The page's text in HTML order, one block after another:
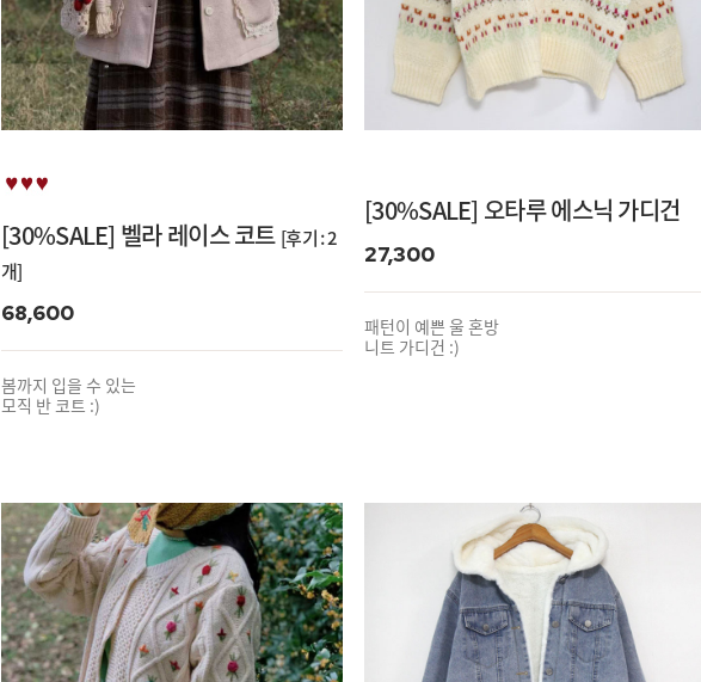
[30%SALE] 벨라 레이스 코트 [후기 : 2
개]
68,600
봄까지 입을 수 있는
모직 반 코트 :)
[30%SALE] 오타루 에스닉 가디건
27,300
패턴이 예쁜 울 혼방
니트 가디건 :)